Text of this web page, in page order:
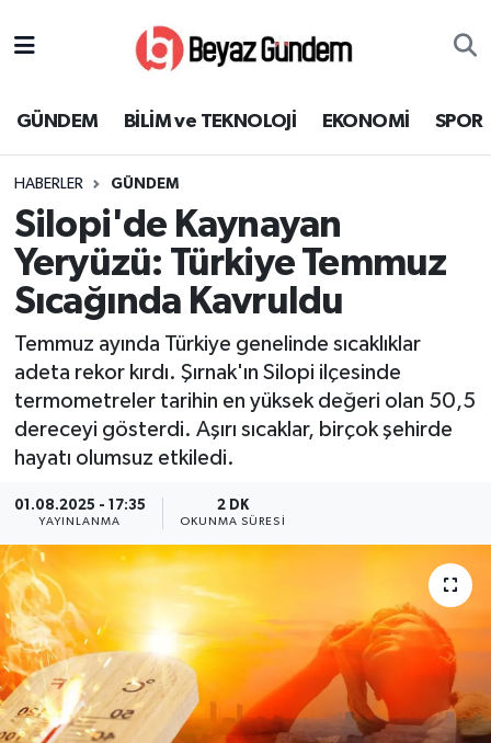
GÜNDEM BİLİM ve TEKNOLOJİ EKONOMİ SPOR
HABERLER GÜNDEM
Silopi'de Kaynayan
Yeryüzü: Türkiye Temmuz
Sıcağında Kavruldu
Temmuz ayında Türkiye genelinde sıcaklıklar
adeta rekor kırdı. Şırnak'ın Silopi ilçesinde
termometreler tarihin en yüksek değeri olan 50,5
dereceyi gösterdi. Aşırı sıcaklar, birçok şehirde
hayatı olumsuz etkiledi.
01.08.2025 - 17:35
YAYINLANMA
2 DK
OKUNMA SÜRESI
EKONOMİ
SPOR
SAĞLIK
EĞİTİM
KÜLTÜR SANAT
YEREL
Süper Lig Puan Durumu ve Fikstür
Tüm Manşetler
Son Dakika Haberleri
Haber Arşivi